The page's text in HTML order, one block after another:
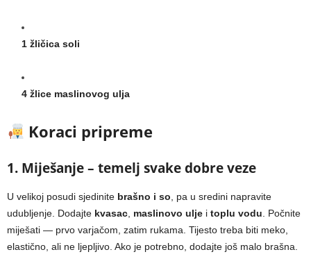
1 žličica soli
4 žlice maslinovog ulja
Koraci pripreme
1. Miješanje – temelj svake dobre veze
U velikoj posudi sjedinite brašno i so , pa u sredini napravite
udubljenje. Dodajte kvasac maslinovo ulje i toplu vodu . Počnite
miješati — prvo varjačom, zatim rukama. Tijesto treba biti meko,
elastično, ali ne ljepljivo. Ako je potrebno, dodajte još malo brašna.